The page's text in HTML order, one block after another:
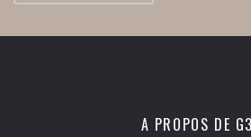
A PROPOS DE